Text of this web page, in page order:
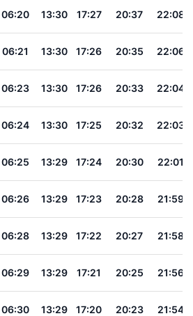
06:20 13:30 17:27 20:37 22:08
06:21 13:30 17:26 20:35 22:06
06:23 13:30 17:26 20:33 22:04
06:24 13:30 17:25 20:32 22:03
06:25 13:29 17:24 20:30 22:01
06:26 13:29 17:23 20:28 21:59
06:28 13:29 17:22 20:27 21:58
06:29 13:29 17:21 20:25 21:56
06:30 13:29 17:20 20:23 21:54